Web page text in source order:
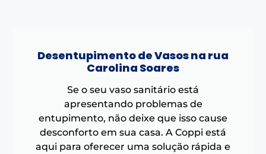
Desentupimento de Vasos na rua
Carolina Soares
Se o seu vaso sanitário está
apresentando problemas de
entupimento, não deixe que isso cause
desconforto em sua casa. A Coppi está
aqui para oferecer uma solução rápida e